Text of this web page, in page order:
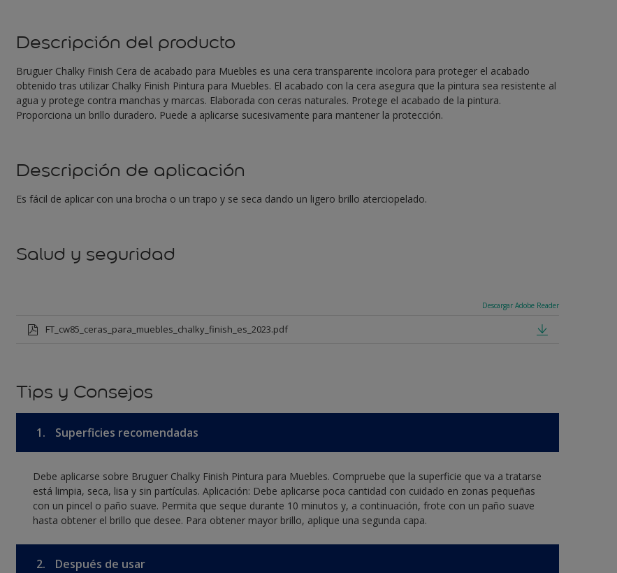
Descripción del producto
Bruguer Chalky Finish Cera de acabado para Muebles es una cera transparente incolora para proteger el acabado
obtenido tras utilizar Chalky Finish Pintura para Muebles. El acabado con la cera asegura que la pintura sea resistente al
agua y protege contra manchas y marcas. Elaborada con ceras naturales. Protege el acabado de la pintura.
Proporciona un brillo duradero. Puede a aplicarse sucesivamente para mantener la protección.
Descripción de aplicación
Es fácil de aplicar con una brocha o un trapo y se seca dando un ligero brillo aterciopelado.
Salud y seguridad
Descargar Adobe Reader
FT_cw85_ceras_para_muebles_chalky_finish_es_2023.pdf
Tips y Consejos
1. Superficies recomendadas
Debe aplicarse sobre Bruguer Chalky Finish Pintura para Muebles. Compruebe que la superficie que va a tratarse
está limpia, seca, lisa y sin partículas. Aplicación: Debe aplicarse poca cantidad con cuidado en zonas pequeñas
con un pincel o paño suave. Permita que seque durante 10 minutos y, a continuación, frote con un paño suave
hasta obtener el brillo que desee. Para obtener mayor brillo, aplique una segunda capa.
2. Después de usar